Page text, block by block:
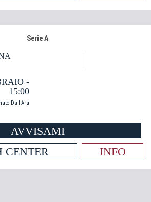
Serie A
-
15:00
Dall'Ara
AVVISAMI
CENTER
INFO